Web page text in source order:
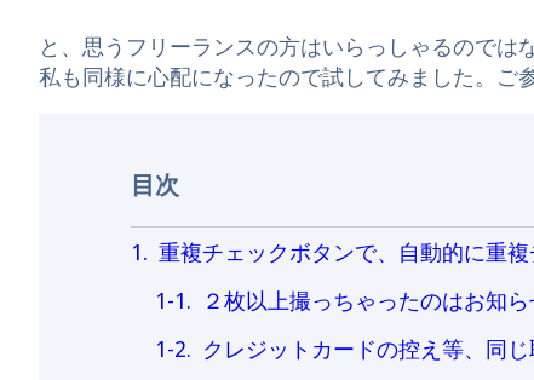
と、思うフリーランスの方はいらっしゃるのでは
私も同様に心配になったので試してみました。ご
目次
重複チェックボタンで、自動的に重
２枚以上撮っちゃったのはお知ら
クレジットカードの控え等、同